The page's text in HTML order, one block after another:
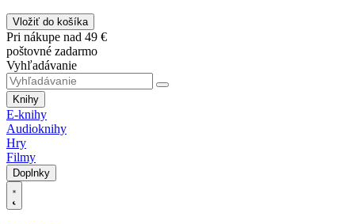
Vložiť do košíka
Pri nákupe nad 49 €
poštovné zadarmo
Vyhľadávanie
Knihy
E-knihy
Audioknihy
Hry
Filmy
Doplnky